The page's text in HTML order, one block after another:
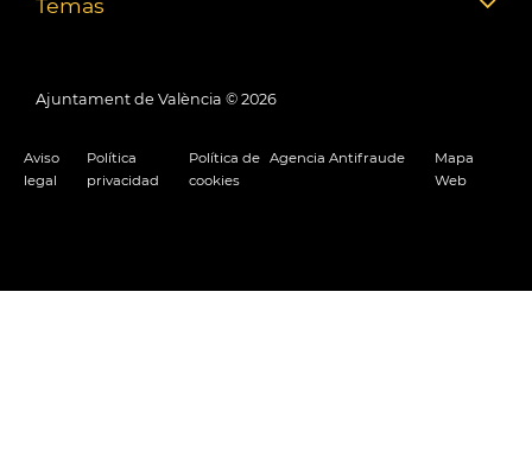
Temas
Ajuntament de València © 2026
Aviso
legal
Política
privacidad
Política de
cookies
Agencia Antifraude
Mapa
Web